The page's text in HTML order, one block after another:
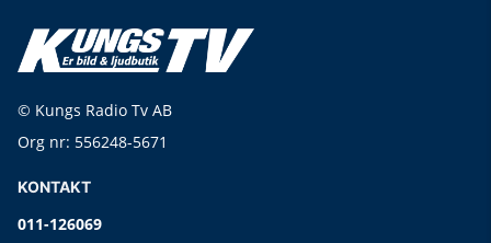
© Kungs Radio Tv AB
Org nr: 556248-5671
KONTAKT
011-126069